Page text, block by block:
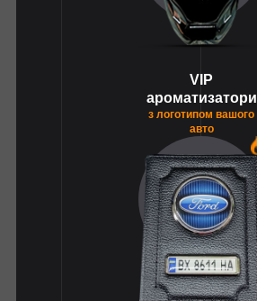
VIP
ароматизатори
з логотипом вашого
авто